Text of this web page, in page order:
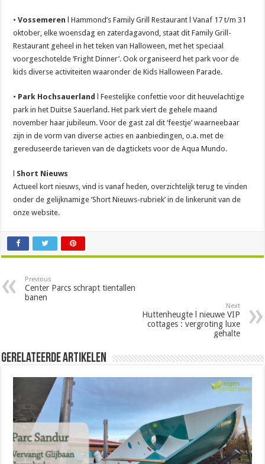
•Vossemeren l Hammond’s Family Grill Restaurant l Vanaf 17 t/m 31
oktober, elke woensdag en zaterdagavond, staat dit Family Grill-
Restaurant geheel in het teken van Halloween, met het speciaal
voorgeschotelde ‘Fright Dinner’. Ook organiseerd het park voor de
kids diverse activiteiten waaronder de Kids Halloween Parade.
• Park Hochsauerland
l Feestelijke confettie voor dit heuvelachtige
park in het Duitse Sauerland. Het park viert de gehele maand
november haar jubileum. Voor de gast zal dit ‘feestje’ waarneebaar
zijn in de vorm van diverse acties en aanbiedingen, o.a. met de
gereduseerde tarieven van de dagtickets voor de Aqua Mundo.
Short Nieuws
Actueel kort nieuws, vind is vanaf heden, overzichtelijk terug te vinden
onder de gelijknamige ‘Short Nieuws-rubriek’ in de linkerunit van de
onze website.
Previous
Center Parcs schrapt tientallen
banen
Next
Huttenheugte l nieuwe VIP
cottages : vergroting luxe
gehalte
Gerelateerde Artikelen